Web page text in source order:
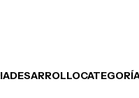
IADESARROLLO